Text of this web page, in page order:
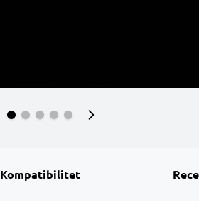
Kompatibilitet